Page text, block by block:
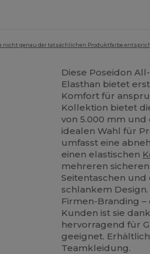
nicht genau der tatsächlichen Produktfarbe
Diese Poseidon
Elasthan bietet
Komfort für
Kollektion bietet
von 5.000 mm und
idealen Wahl für
umfasst eine
einen elastischen
mehreren
Seitentaschen und
schlankem
Firmen-Branding
Kunden ist sie
hervorragend für
geeignet.
Teamkleidung.